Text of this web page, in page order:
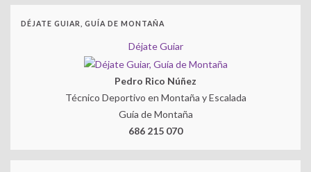
DÉJATE GUIAR, GUÍA DE MONTAÑA
Déjate Guiar
Pedro Rico Núñez
Técnico Deportivo en Montaña y Escalada
Guía de Montaña
686 215 070